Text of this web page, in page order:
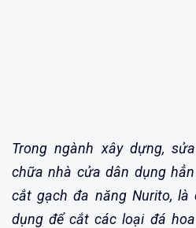
Trong ngành xây dựng,
chữa nhà cửa dân dụng
cắt gạch đa năng Nurito, là
dụng để cắt các loại đá